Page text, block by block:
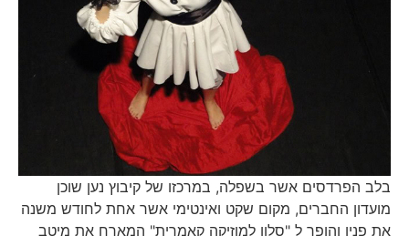
בלב הפרדסים אשר בשפלה, במרכזו של קיבוץ נען שוכן
מועדון החברים, מקום שקט ואינטימי אשר אחת לחודש משנה
את פניו והופך ל "סלון למוזיקה קאמרית" המארח את מיטב